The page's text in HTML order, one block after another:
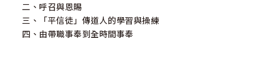
二、呼召與恩賜
三、「平信徒」傳道人的學習與操練
四、由帶職事奉到全時間事奉